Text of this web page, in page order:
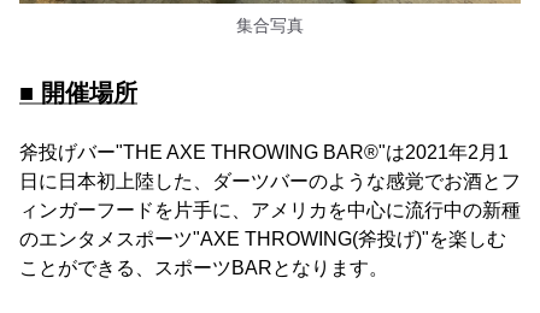
集合写真
■ 開催場所
斧投げバー"THE AXE THROWING BAR®︎"は2021年2月1
日に日本初上陸した、ダーツバーのような感覚でお酒とフ
ィンガーフードを片手に、アメリカを中心に流行中の新種
のエンタメスポーツ"AXE THROWING(斧投げ)"を楽しむ
ことができる、スポーツBARとなります。